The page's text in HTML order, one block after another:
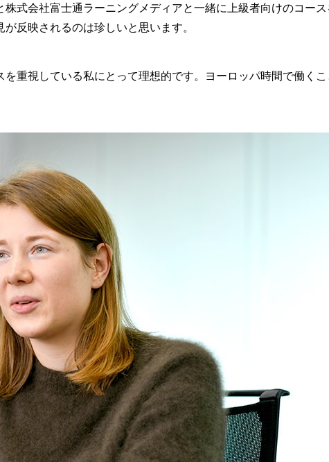
式会社富士通ラーニングメディアと一緒に上級者向けのコー
反映されるのは珍しいと思います。
重視している私にとって理想的です。ヨーロッパ時間で働く